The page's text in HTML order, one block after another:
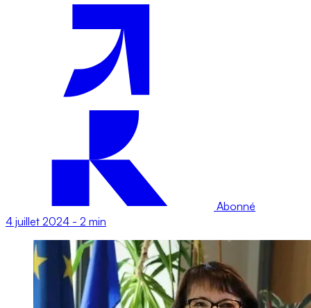
Abonné
4 juillet 2024 - 2 min